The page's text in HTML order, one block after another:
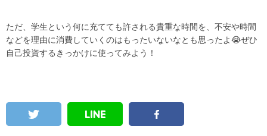
ただ、学生という何に充てても許される貴重な時間を、不安や時間
などを理由に消費していくのはもったいないなとも思ったよ😭ぜひ
自己投資するきっかけに使ってみよう！